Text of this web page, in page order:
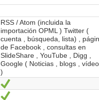
RSS / Atom (incluida la
importación OPML ) Twitter (
cuenta , búsqueda, lista) ,
de Facebook , consultas en
SlideShare , YouTube , Digg ,
Google ( Noticias , blogs ,
)
Sí